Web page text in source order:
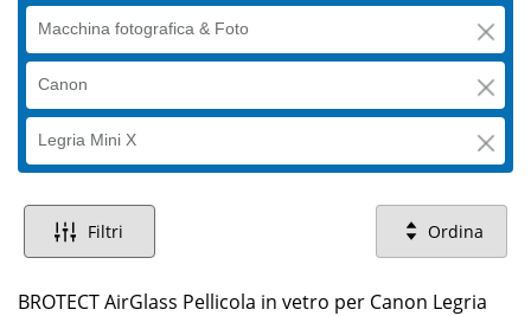
Macchina fotografica & Foto
Canon
Legria Mini X
Filtri Ordina
BROTECT AirGlass Pellicola in vetro per Canon Legria